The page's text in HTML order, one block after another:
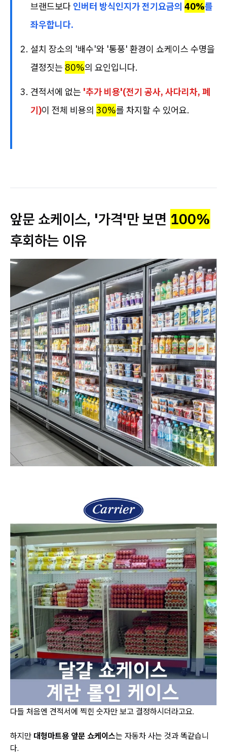
브랜드보다인버터 방식인지가 전기요금의 40%를
좌우합니다.
설치 장소의 '배수'와 '통풍' 환경이 쇼케이스 수명을
결정짓는 80%의 요인입니다.
견적서에 없는 '추가 비용'(전기 공사, 사다리차, 폐
기)이 전체 비용의 30%를 차지할 수 있어요.
앞문 쇼케이스, '가격'만 보면 100%
후회하는 이유
다들 처음엔 견적서에 찍힌 숫자만 보고 결정하시더라고요.
하지만 대형마트용 앞문 쇼케이스는 자동차 사는 것과 똑같습니
다.